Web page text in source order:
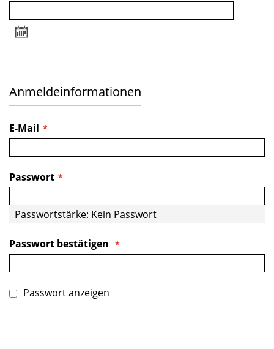
Anmeldeinformationen
E-Mail
Passwort
Passwortstärke: Kein Passwort
Passwort bestätigen
Passwort anzeigen